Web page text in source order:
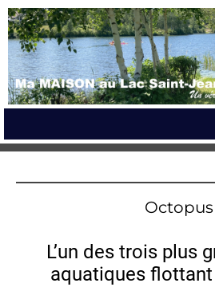
Octopus
L’un des trois plus
aquatiques flottant